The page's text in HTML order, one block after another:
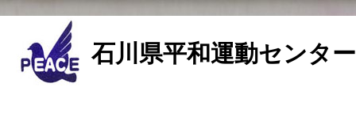
石川県平和運動センタ